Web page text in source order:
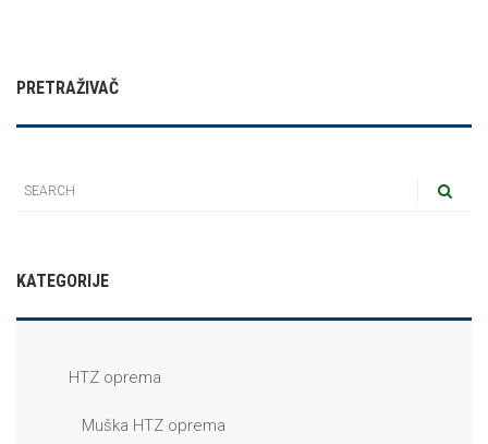
PRETRAŽIVAČ
KATEGORIJE
HTZ oprema
Muška HTZ oprema